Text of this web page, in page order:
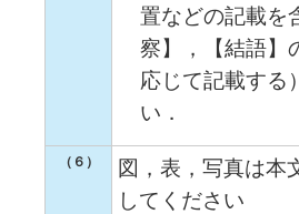
置などの記載を
察】，【結語】
応じて記載する
い．
（６）
図，表，写真は本
してください